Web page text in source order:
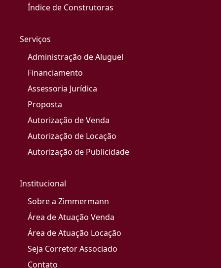
Índice de Construtoras
Serviços
Administração de Aluguel
Financiamento
Assessoria Jurídica
Proposta
Autorização de Venda
Autorização de Locação
Autorização de Publicidade
Institucional
Sobre a Zimmermann
Área de Atuação Venda
Área de Atuação Locação
Seja Corretor Associado
Contato